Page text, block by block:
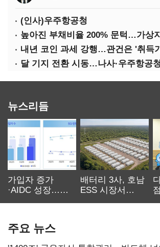
(인사)우주항공청
달 기지 전환 시동…나사·우주항공
뉴스리듬
가입자 증가
·AIDC 성장…
배터리 3사, 호남
ESS 시장서
주요 뉴스